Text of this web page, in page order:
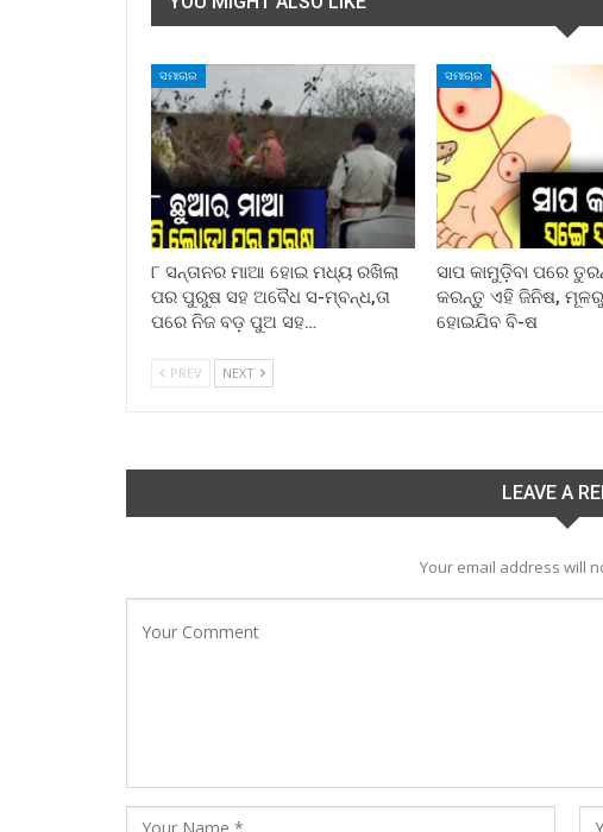
ସମାଚାର
୮ ସନ୍ତାନର ମାଆ ହୋଇ ମଧ୍ୟ ରଖିଲା
ପର ପୁରୁଷ ସହ ଅବୈଧ ସ-ମ୍ବନ୍ଧ,ତା
ପରେ ନିଜ ବଡ଼ ପୁଅ ସହ…
ସମାଚାର
ସାପ କାମୁଡ଼ିବା ପରେ
କରନ୍ତୁ ଏହି ଜିନିଷ,
ହୋଇଯିବ ବି-ଷ
PREV NEXT
LEAVE A
Your email address will